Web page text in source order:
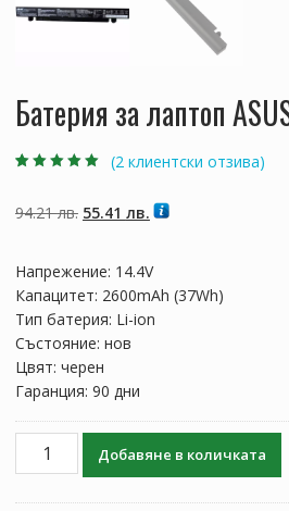
Батерия за лаптоп
потребителски
оценки
(2 клиентски отзива)
94.21лв. Original
94.21 лв..
55.41 лв.Текущата
55.41 лв..
Напрежение: 14.4V
Капацитет: 2600mAh (37Wh)
Тип батерия: Li-ion
Състояние: нов
Цвят: черен
Гаранция: 90 дни
количество
Добавяне в количката